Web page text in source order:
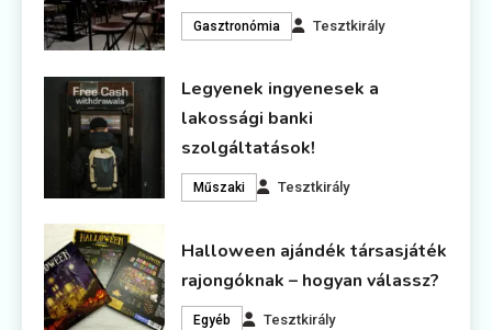
Gasztronómia Tesztkirály
Legyenek ingyenesek a
lakossági banki
szolgáltatások!
Műszaki Tesztkirály
Halloween ajándék társasjáték
rajongóknak – hogyan válassz?
Egyéb Tesztkirály